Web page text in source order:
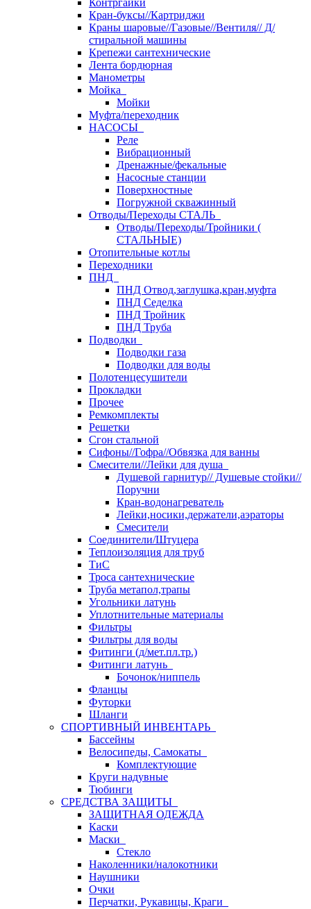
Контргайки
Кран-буксы//Картриджи
Краны шаровые//Газовые//Вентиля// Д/
стиральной машины
Крепежи сантехнические
Лента бордюрная
Манометры
Мойка
Мойки
Муфта/переходник
НАСОСЫ
Реле
Вибрационный
Дренажные/фекальные
Насосные станции
Поверхностные
Погружной скважинный
Отводы/Переходы СТАЛЬ
Отводы/Переходы/Тройники (
СТАЛЬНЫЕ)
Отопительные котлы
Переходники
ПНД
ПНД Отвод,заглушка,кран,муфта
ПНД Седелка
ПНД Тройник
ПНД Труба
Подводки
Подводки газа
Подводки для воды
Полотенцесушители
Прокладки
Прочее
Ремкомплекты
Решетки
Сгон стальной
Сифоны//Гофра//Обвязка для ванны
Смесители//Лейки для душа
Душевой гарнитур// Душевые стойки//
Поручни
Кран-водонагреватель
Лейки,носики,держатели,аэраторы
Смесители
Соединители/Штуцера
Теплоизоляция для труб
ТиС
Троса сантехнические
Труба метапол,трапы
Угольники латунь
Уплотнительные материалы
Фильтры
Фильтры для воды
Фитинги (д/мет.пл.тр.)
Фитинги латунь
Бочонок/ниппель
Фланцы
Футорки
Шланги
СПОРТИВНЫЙ ИНВЕНТАРЬ
Бассейны
Велосипеды, Самокаты
Комплектующие
Круги надувные
Тюбинги
СРЕДСТВА ЗАЩИТЫ
ЗАЩИТНАЯ ОДЕЖДА
Каски
Маски
Стекло
Наколенники/налокотники
Наушники
Очки
Перчатки, Рукавицы, Краги